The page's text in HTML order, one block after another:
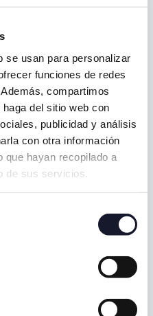
se usan para personalizar
funciones de redes
compartimos
del sitio web con
publicidad y análisis
con otra información
que hayan recopilado a
de sus servicios.
y con la tranquilidad de